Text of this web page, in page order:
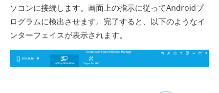
ソコンに接続します。画面上の指示に従ってAndroidプ
ログラムに検出させます。完了すると、以下のようなイ
ンターフェイスが表示されます。